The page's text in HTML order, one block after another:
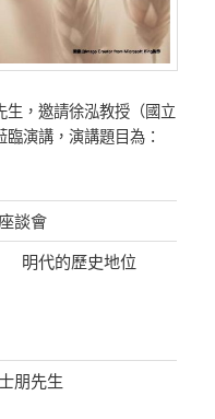
生，邀請徐泓教授（國立
演講，演講題目為：
談會
明代的歷史地位
朋先生